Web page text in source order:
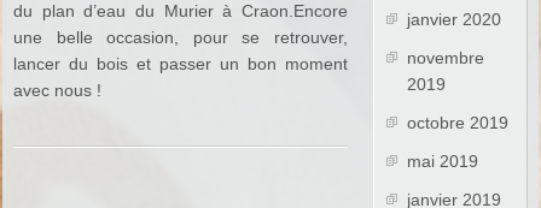
du plan d’eau du Murier à Craon.Encore
une belle occasion, pour se retrouver,
lancer du bois et passer un bon moment
avec nous !
janvier 2020
novembre
2019
octobre 2019
mai 2019
janvier 2019